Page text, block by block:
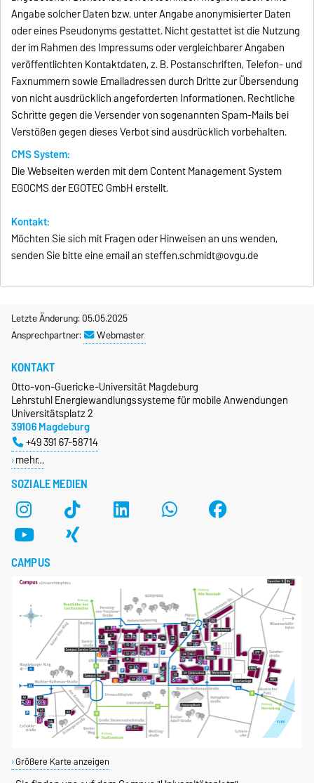
Angabe solcher Daten bzw. unter Angabe anonymisierter Daten
oder eines Pseudonyms gestattet. Nicht gestattet ist die Nutzung
der im Rahmen des Impressums oder vergleichbarer Angaben
veröffentlichten Kontaktdaten, z. B. Postanschriften, Telefon- und
Faxnummern sowie Emailadressen durch Dritte zur Übersendung
von nicht ausdrücklich angeforderten Informationen. Rechtliche
Schritte gegen die Versender von sogenannten Spam-Mails bei
Verstößen gegen dieses Verbot sind ausdrücklich vorbehalten.
CMS System:
Die Webseiten werden mit dem Content Management System
EGOCMS der EGOTEC GmbH erstellt.
Kontakt:
Möchten Sie sich mit Fragen oder Hinweisen an uns wenden,
senden Sie bitte eine email an steffen.schmidt@ovgu.de
Letzte Änderung: 05.05.2025
Ansprechpartner:
Webmaster
SOZIALE MEDIEN
KONTAKT
Otto-von-Guericke-Universität Magdeburg
Lehrstuhl Energiewandlungssysteme für mobile Anwendungen
Universitätsplatz 2
39106 Magdeburg
+49 391 67-58714
mehr…
CAMPUS
Größere Karte anzeigen